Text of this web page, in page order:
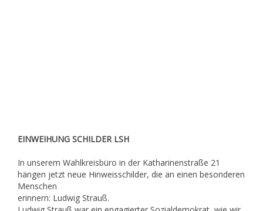
EINWEIHUNG SCHILDER LSH
In unserem Wahlkreisbüro in der Katharinenstraße 21
hängen jetzt neue Hinweisschilder, die an einen besonderen
Menschen
erinnern: Ludwig Strauß.